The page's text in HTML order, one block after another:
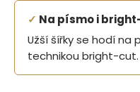
✓ Na písmo i
Užší šířky se hodí na
technikou bright-cut.